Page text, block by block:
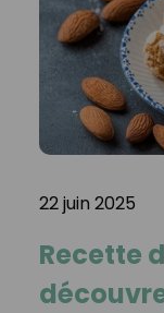
22 juin 2025
Recette